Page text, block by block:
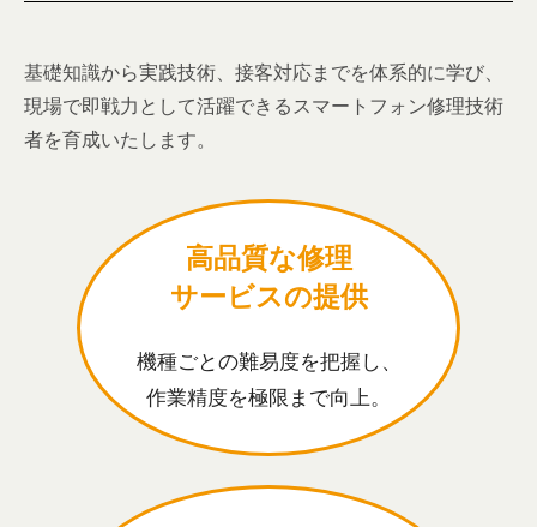
基礎知識から実践技術、接客対応までを体系的に学び、
現場で即戦力として活躍できるスマートフォン修理技術
者を育成いたします。
高品質な修理
サービスの提供
機種ごとの難易度を把握し、
作業精度を極限まで向上。